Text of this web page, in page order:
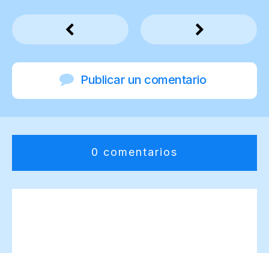
Publicar un comentario
0 comentarios